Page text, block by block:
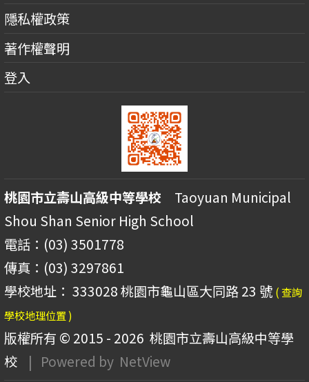
隱私權政策
著作權聲明
登入
桃園市立壽山高級中等學校 Taoyuan Municipal
Shou Shan Senior High School
電話：(03) 3501778
傳真：(03) 3297861
學校地址： 333028 桃園市龜山區大同路 23 號 ( 查詢
學校地理位置 )
版權所有 © 2015 - 2026 桃園市立壽山高級中等學
校
| Powered by NetView